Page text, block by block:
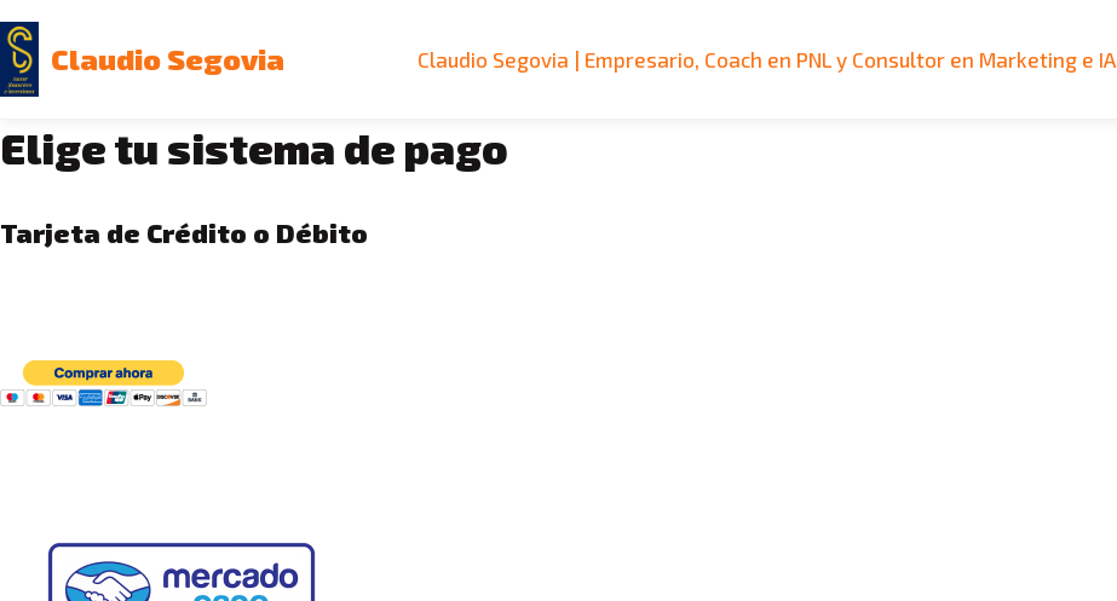
Saltar
al
contenido
Claudio Segovia Claudio Segovia | Empresario, Coach en PNL y Consultor en Marketing e IA
Elige tu sistema de pago
Tarjeta de Crédito o Débito